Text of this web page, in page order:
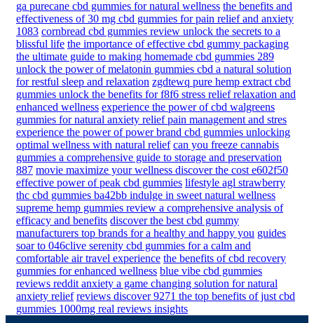
ga purecane cbd gummies for natural wellness the benefits and
effectiveness of 30 mg cbd gummies for pain relief and anxiety
1083 cornbread cbd gummies review unlock the secrets to a
blissful life the importance of effective cbd gummy packaging
the ultimate guide to making homemade cbd gummies 289
unlock the power of melatonin gummies cbd a natural solution
for restful sleep and relaxation zgdtewq pure hemp extract cbd
gummies unlock the benefits for f8f6 stress relief relaxation and
enhanced wellness experience the power of cbd walgreens
gummies for natural anxiety relief pain management and stres
experience the power of power brand cbd gummies unlocking
optimal wellness with natural relief can you freeze cannabis
gummies a comprehensive guide to storage and preservation
887 movie maximize your wellness discover the cost e602f50
effective power of peak cbd gummies lifestyle agl strawberry
thc cbd gummies ba42bb indulge in sweet natural wellness
supreme hemp gummies review a comprehensive analysis of
efficacy and benefits discover the best cbd gummy
manufacturers top brands for a healthy and happy you guides
soar to 046clive serenity cbd gummies for a calm and
comfortable air travel experience the benefits of cbd recovery
gummies for enhanced wellness blue vibe cbd gummies
reviews reddit anxiety a game changing solution for natural
anxiety relief reviews discover 9271 the top benefits of just cbd
gummies 1000mg real reviews insights